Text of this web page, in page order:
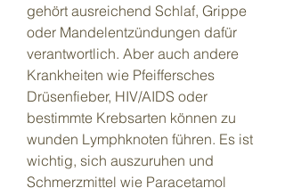
gehört ausreichend Schlaf, Grippe
oder Mandelentzündungen dafür
verantwortlich. Aber auch andere
Krankheiten wie Pfeiffersches
Drüsenfieber, HIV/AIDS oder
bestimmte Krebsarten können zu
wunden Lymphknoten führen. Es ist
wichtig, sich auszuruhen und
Schmerzmittel wie Paracetamol